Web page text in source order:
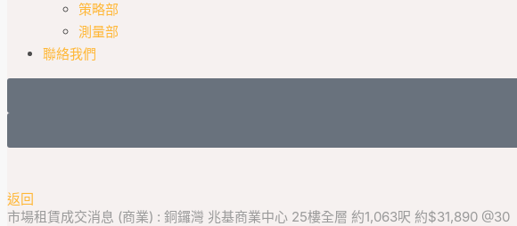
策略部
測量部
聯絡我們
返回
市場租賃成交消息 (商業) : 銅鑼灣 兆基商業中心 25樓全層 約1,063呎 約$31,890 @30